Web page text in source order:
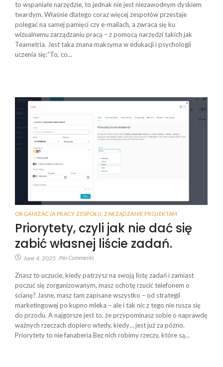
to wspaniałe narzędzie, to jednak nie jest niezawodnym dyskiem
twardym. Właśnie dlatego coraz więcej zespołów przestaje
polegać na samej pamięci czy e-mailach, a zwraca się ku
wizualnemu zarządzaniu pracą – z pomocą narzędzi takich jak
Teametria. Jest taka znana maksyma w edukacji i psychologii
uczenia się:“To, co...
ORGANIZACJA PRACY ZESPOŁU ZARZĄDZANIE PROJEKTAM
Priorytety, czyli jak nie dać się
zabić własnej liście zadań.
June 4, 2025 /No Comments
Znasz to uczucie, kiedy patrzysz na swoją listę zadań i zamiast
poczuć się zorganizowanym, masz ochotę rzucić telefonem o
ścianę? Jasne, masz tam zapisane wszystko – od strategii
marketingowej po kupno mleka – ale i tak nic z tego nie rusza się
do przodu. A najgorsze jest to, że przypominasz sobie o naprawdę
ważnych rzeczach dopiero wtedy, kiedy… jest już za późno.
Priorytety to nie fanaberia Bez nich robimy rzeczy, które są...